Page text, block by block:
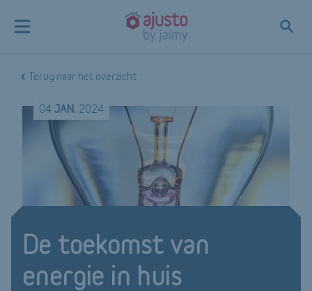
Terug naar het overzicht
04 JAN. 2024
De toekomst van
energie in huis